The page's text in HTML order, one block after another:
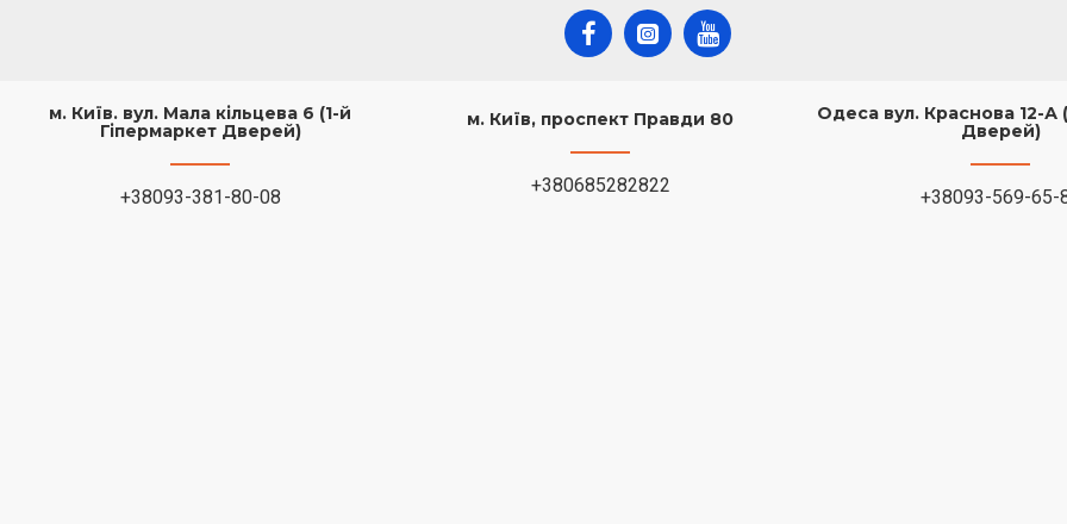
м. Київ. вул. Мала кільцева 6 (1-й
Гіпермаркет Дверей)
+38093-381-80-08
м. Київ, проспект Правди 80
+380685282822
Одеса вул. Краснова 12-А
Дверей)
+38093-569-65-